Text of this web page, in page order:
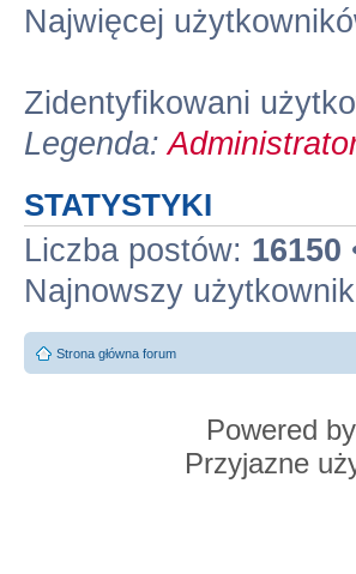
Najwięcej
Zidentyfikowani
Legenda:
STATYSTYKI
Liczba postów: 16150
Najnowszy
Strona główna forum
Powered by
Przyjazne